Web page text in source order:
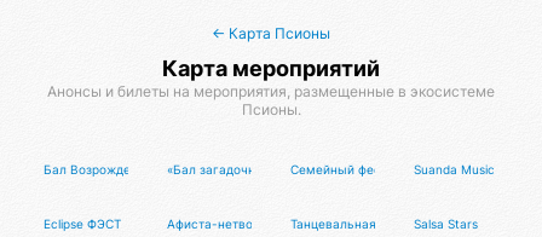
← Карта Псионы
Карта мероприятий
Анонсы и билеты на мероприятия, размещенные в экосистеме
Псионы.
Бал Возрождение: расправь свои крылья!
«Бал загадочных существ» 3 ноября в АРБАТ ХОЛЛ
Семейный фестиваль МамаПати и
Suanda Music 500
Eclipse ФЭСТ Афиста-нетворкинг #1Танцевальная вечеринка на теплоходе
Salsa Stars